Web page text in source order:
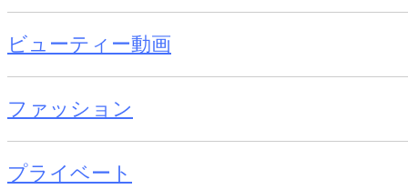
ビューティー動画
ファッション
プライベート